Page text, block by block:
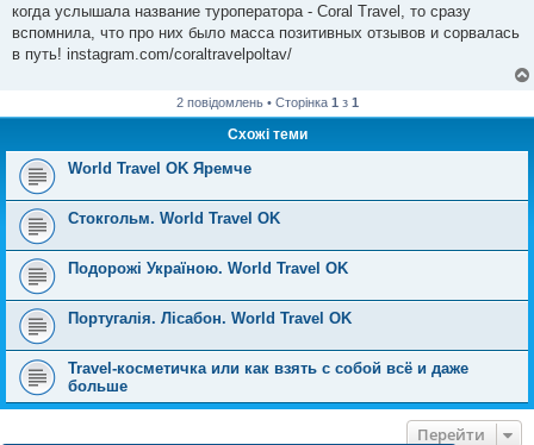
д
о
л
я
когда услышала название туроператора - Coral Travel, то сразу
вспомнила, что про них было масса позитивных отзывов и сорвалась
в путь! instagram.com/coraltravelpoltav/
2 повідомлень • Сторінка 1 з 1
Схожі теми
World Travel OK Яремче
Стокгольм. World Travel OK
Подорожі Україною. World Travel OK
Португалія. Лісабон. World Travel OK
Travel-косметичка или как взять с собой всё и даже
больше
Перейти